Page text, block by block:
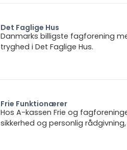
Det Faglige Hus
Danmarks billigste fagforening
tryghed i Det Faglige Hus.
Frie Funktionærer
Hos A-kassen Frie og
sikkerhed og personlig